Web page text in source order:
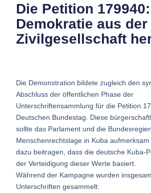
Die Petition 179940:
Demokratie aus der
Zivilgesellschaft
Die Demonstration bildete zugleich den
Abschluss der öffentlichen Phase der
Unterschriftensammlung für die Petition
Deutschen Bundestag. Diese
sollte das Parlament und die
Menschenrechtslage in Kuba
dazu beitragen, dass die deutsche Kuba-
der Verteidigung dieser Werte basiert.
Während der Kampagne wurden
Unterschriften gesammelt: